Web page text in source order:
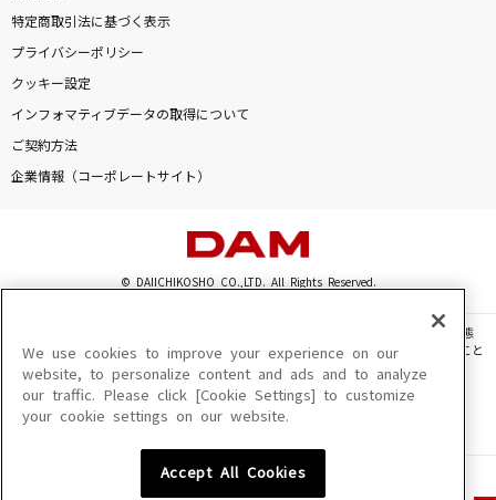
特定商取引法に基づく表示
プライバシーポリシー
クッキー設定
インフォマティブデータの取得について
ご契約方法
企業情報（コーポレートサイト）
© DAIICHIKOSHO CO.,LTD. All Rights Reserved.
このサイトに掲載されている一切の文章・画像・写真・動画・音声等を、手段や形態
を問わず、著作権法の定める範囲を超えて無断で複製、転載、ファイル化などすること
を禁じます。
楽曲及びコンテンツは、機種によりご利用いただけない場合があります。
楽曲及びコンテンツの配信日、配信内容が変更になる場合があります。
We use cookies to improve your experience on our
website, to personalize content and ads and to analyze
our traffic. Please click [Cookie Settings] to customize
your cookie settings on our website.
Accept All Cookies